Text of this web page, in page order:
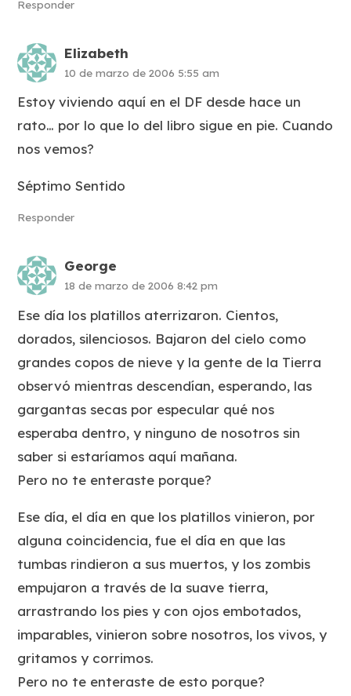
Responder
Elizabeth
10 de marzo de 2006 5:55 am
Estoy viviendo aquí en el DF desde hace un
rato… por lo que lo del libro sigue en pie. Cuando
nos vemos?
Séptimo Sentido
Responder
George
18 de marzo de 2006 8:42 pm
Ese día los platillos aterrizaron. Cientos,
dorados, silenciosos. Bajaron del cielo como
grandes copos de nieve y la gente de la Tierra
observó mientras descendían, esperando, las
gargantas secas por especular qué nos
esperaba dentro, y ninguno de nosotros sin
saber si estaríamos aquí mañana.
Pero no te enteraste porque?
Ese día, el día en que los platillos vinieron, por
alguna coincidencia, fue el día en que las
tumbas rindieron a sus muertos, y los zombis
empujaron a través de la suave tierra,
arrastrando los pies y con ojos embotados,
imparables, vinieron sobre nosotros, los vivos, y
gritamos y corrimos.
Pero no te enteraste de esto porque?